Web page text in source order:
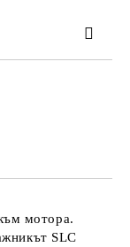
мотора.
SLC